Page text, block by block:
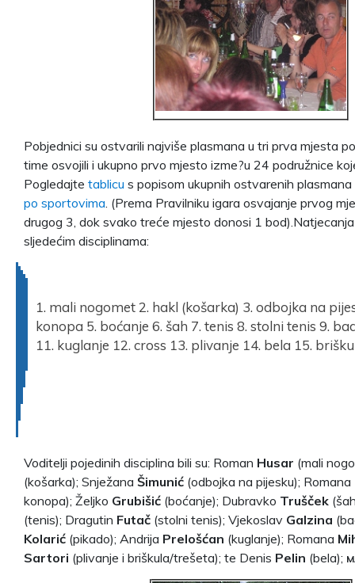
Pobjednici su ostvarili najviše plasmana u tri prva mjesta
time osvojili i ukupno prvo mjesto izme?u 24 podružnice
Pogledajte tablicu s popisom ukupnih ostvarenih
po sportovima . (Prema Pravilniku igara osvajanje prvog
drugog 3, dok svako treće mjesto donosi 1
sljedećim disciplinama:
1. mali nogomet 2. hakl (košarka) 3. odbojka na
konopa 5. boćanje 6. šah 7. tenis 8. stolni tenis 9.
11. kuglanje 12. cross 13. plivanje 14. bela 15.
Voditelji pojedinih disciplina bili su: Roman Husar (mali
(košarka); Snježana Šimunić (odbojka na pijesku); Romana
konopa); Željko Grubišić (boćanje); Dubravko Trušček
(tenis); Dragutin Futač (stolni tenis); Vjekoslav Galzina
Kolarić (pikado); Andrija Prelošćan (kuglanje); Romana
Sartori (plivanje i briškula/trešeta); te Denis Pelin (bela);